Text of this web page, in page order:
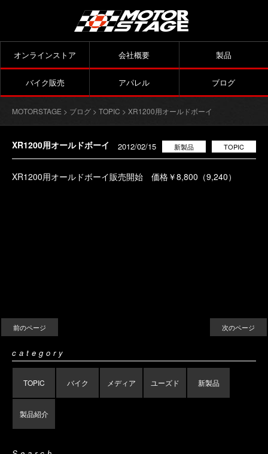
オンラインストア 会社概要 製品
バイク販売 アパレル ブログ
MOTORSTAGE > ブログ > TOPIC > XR1200用オールドボーイ
XR1200用オールドボーイ TOPIC
新製品
2012/02/15
XR1200用オールドボーイ販売開始 価格￥8,800（9,240）
前のページ 次のページ
category
TOPIC バイク メディア ユーズド 新製品
製品紹介